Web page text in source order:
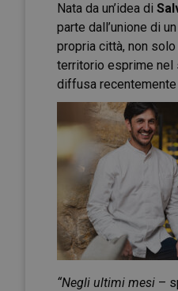
Nata da un’idea di
parte dall’unione di
propria città, non
territorio esprime nel
diffusa recentemente
“Negli ultimi mesi –